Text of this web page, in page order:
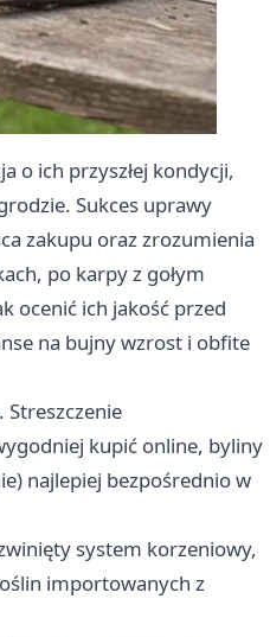
o ich przyszłej kondycji,
Sukces uprawy
zakupu oraz zrozumienia
po karpy z gołym
ocenić ich jakość przed
na bujny wzrost i obfite
kupić online, byliny
najlepiej bezpośrednio w
system korzeniowy,
importowanych z